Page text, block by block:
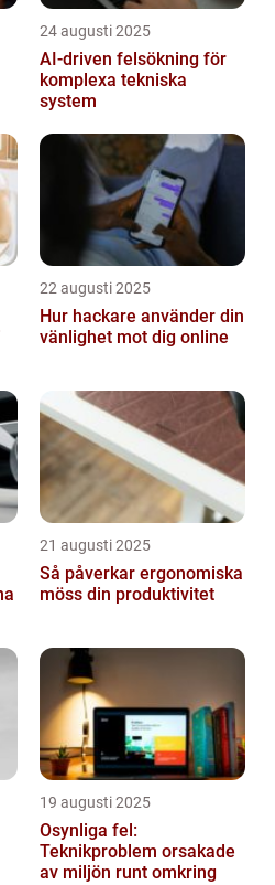
24 augusti 2025
AI‑driven felsökning för
komplexa tekniska
system
22 augusti 2025
Hur hackare använder din
vänlighet mot dig online
21 augusti 2025
Så påverkar ergonomiska
möss din produktivitet
19 augusti 2025
Osynliga fel:
Teknikproblem orsakade
av miljön runt omkring